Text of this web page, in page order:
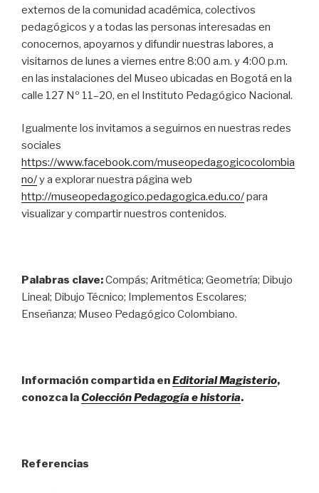
externos de la comunidad académica, colectivos
pedagógicos y a todas las personas interesadas en
conocernos, apoyarnos y difundir nuestras labores, a
visitarnos de lunes a viernes entre 8:00 a.m. y 4:00 p.m.
en las instalaciones del Museo ubicadas en Bogotá en la
calle 127 Nº 11–20, en el Instituto Pedagógico Nacional.
Igualmente los invitamos a seguirnos en nuestras redes
sociales
https://www.facebook.com/museopedagogicocolombia
no/y a explorar nuestra página web
http://museopedagogico.pedagogica.edu.co/para
visualizar y compartir nuestros contenidos.
Palabras clave:Compás; Aritmética; Geometría; Dibujo
Lineal; Dibujo Técnico; Implementos Escolares;
Enseñanza; Museo Pedagógico Colombiano.
Información compartida enEditorial Magisterio,
conozca laColección Pedagogía e historia.
Referencias